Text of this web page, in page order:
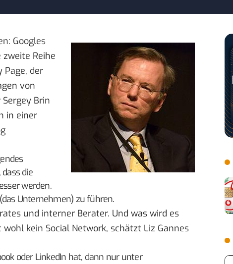
Googles
Reihe
der
von
Brin
in einer
die
werden.
Unternehmen) zu führen.
und interner Berater. Und was wird es
kein Social Network, schätzt Liz Gannes
oder LinkedIn hat, dann nur unter